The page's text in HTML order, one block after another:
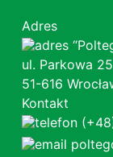
Adres
ul. Parkowa
51-616
Kontakt